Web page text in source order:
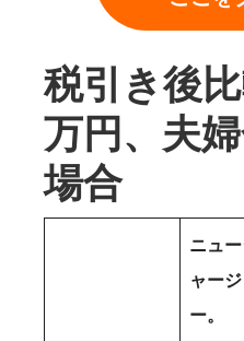
税引き後
万円、夫
場合
ニュ
ャージ
ー。